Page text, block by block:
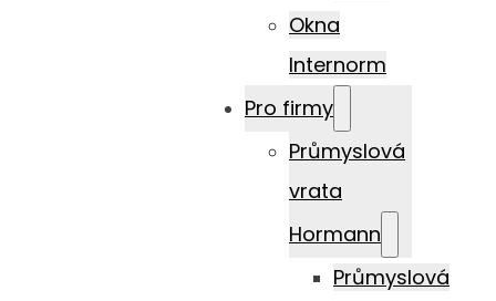
Okna
Internorm
Pro firmy
Průmyslová
vrata
Hormann
Průmyslová